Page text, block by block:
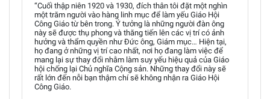
“Cuối thập niên 1920 và 1930, đích thân tôi đặt một nghìn
một trăm người vào hàng linh mục để làm yếu Giáo Hội
Công Giáo từ bên trong. Ý tưởng là những người đàn ông
này sẽ được thụ phong và thăng tiến lên các vị trí có ảnh
hưởng và thẩm quyền như Đức ông, Giám mục… Hiện tại,
họ đang ở những vị trí cao nhất, nơi họ đang làm việc để
mang lại sự thay đổi nhằm làm suy yếu hiệu quả của Giáo
hội chống lại Chủ nghĩa Cộng sản. Những thay đổi này sẽ
rất lớn đến nỗi bạn thậm chí sẽ không nhận ra Giáo Hội
Công Giáo.